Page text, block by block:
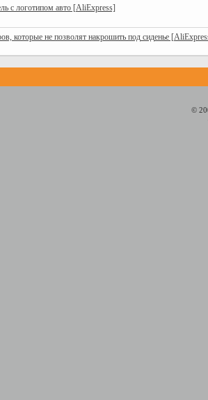
с логотипом авто [AliExpress]
которые не позволят накрошить под сиденье
©